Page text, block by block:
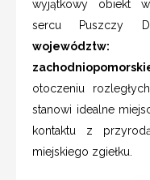
wyjątkowy obiekt
sercu Puszczy
otoczeniu
stanowi idealne
kontaktu z
miejskiego zgiełku.